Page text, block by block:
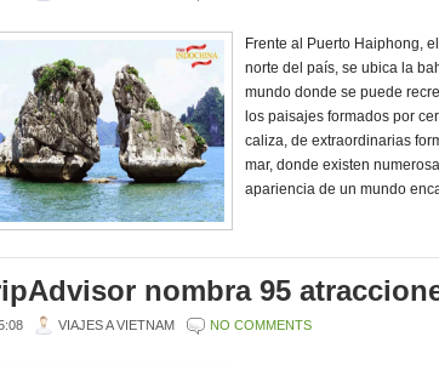
Frente al Puerto Haiphong,
norte del país, se ubica la
mundo donde se puede
los paisajes formados por
caliza, de extraordinarias
mar, donde existen
apariencia de un mundo
nombra 95
VIAJES A VIETNAM NO COMMENTS